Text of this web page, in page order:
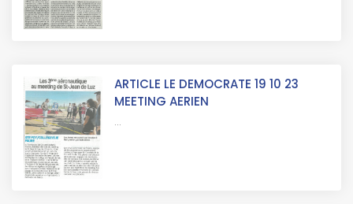
ARTICLE LE DEMOCRATE 19 10 23
MEETING AERIEN
...